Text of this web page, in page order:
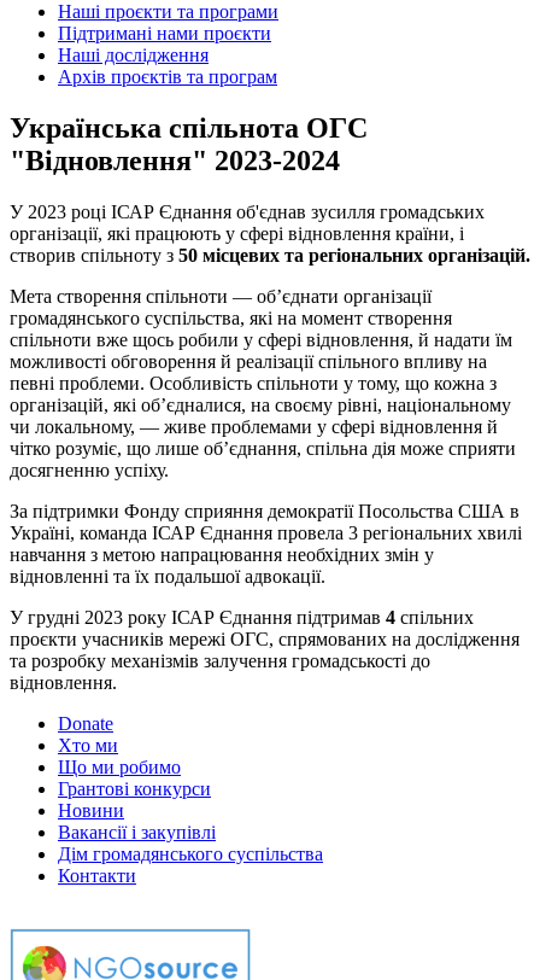
Наші проєкти та програми
Підтримані нами проєкти
Наші дослідження
Архів проєктів та програм
Українська спільнота ОГС
"Відновлення" 2023-2024
У 2023 році ІСАР Єднання об'єднав зусилля громадських
організації, які працюють у сфері відновлення країни, і
створив спільноту з 50 місцевих та регіональних організацій.
Мета створення спільноти — об’єднати організації
громадянського суспільства, які на момент створення
спільноти вже щось робили у сфері відновлення, й надати їм
можливості обговорення й реалізації спільного впливу на
певні проблеми. Особливість спільноти у тому, що кожна з
організацій, які об’єдналися, на своєму рівні, національному
чи локальному, — живе проблемами у сфері відновлення й
чітко розуміє, що лише об’єднання, спільна дія може сприяти
досягненню успіху.
За підтримки Фонду сприяння демократії Посольства США в
Україні, команда ІСАР Єднання провела 3 регіональних хвилі
навчання з метою напрацювання необхідних змін у
відновленні та їх подальшої адвокації.
У грудні 2023 року ІСАР Єднання підтримав 4 спільних
проєкти учасників мережі ОГС, спрямованих на дослідження
та розробку механізмів залучення громадськості до
відновлення.
Donate
Хто ми
Що ми робимо
Грантові конкурси
Новини
Вакансії і закупівлі
Дім громадянського суспільства
Контакти